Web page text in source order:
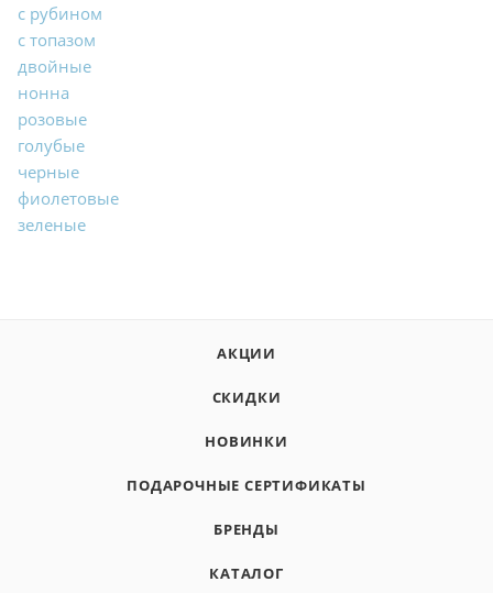
с рубином
с топазом
двойные
нонна
розовые
голубые
черные
фиолетовые
зеленые
АКЦИИ
СКИДКИ
НОВИНКИ
ПОДАРОЧНЫЕ СЕРТИФИКАТЫ
БРЕНДЫ
КАТАЛОГ